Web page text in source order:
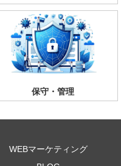
保守・管理
WEBマーケティング